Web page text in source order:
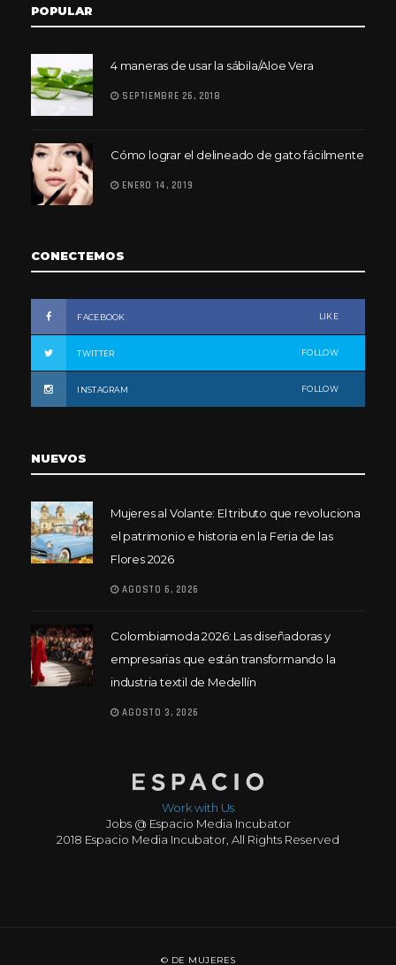
POPULAR
4 maneras de usar la sábila/Aloe Vera
SEPTIEMBRE 26, 2018
Cómo lograr el delineado de gato fácilmente
ENERO 14, 2019
CONECTEMOS
FACEBOOK LIKE
TWITTER FOLLOW
INSTAGRAM FOLLOW
NUEVOS
Mujeres al Volante: El tributo que revoluciona
el patrimonio e historia en la Feria de las
Flores 2026
AGOSTO 6, 2026
Colombiamoda 2026: Las diseñadoras y
empresarias que están transformando la
industria textil de Medellín
AGOSTO 3, 2026
Work with Us
Jobs @ Espacio Media Incubator
2018 Espacio Media Incubator, All Rights Reserved
© DE MUJERES